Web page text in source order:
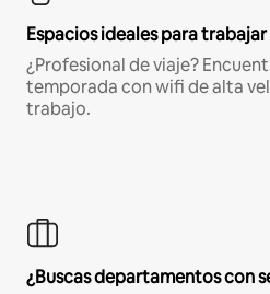
Espacios ideales para
¿Profesional de viaje?
temporada con wifi de alta
trabajo.
¿Buscas departamentos con